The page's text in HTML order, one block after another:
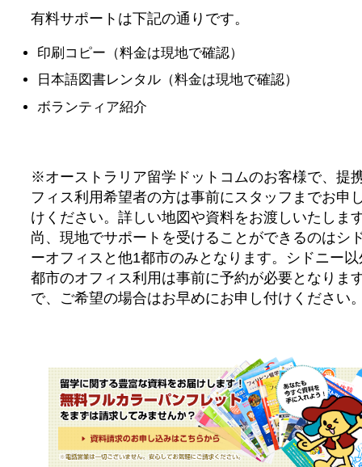
有料サポートは下記の通りです。
印刷コピー（料金は現地で確認）
日本語図書レンタル（料金は現地で確認）
ボランティア紹介
※オーストラリア留学ドットコムのお客様で、提
フィス利用希望者の方は事前にスタッフまでお申
けください。詳しい地図や資料をお渡しいたしま
尚、現地でサポートを受けることができるのはシ
ーオフィスと他1都市のみとなります。シドニー以
都市のオフィス利用は事前に予約が必要となりま
で、ご希望の場合はお早めにお申し付けください